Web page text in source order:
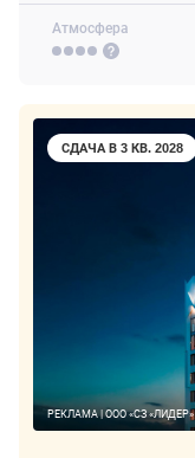
Атмосфера
СДАЧА В 3 КВ. 2028
РЕКЛАМА | ООО «СЗ «ЛИДЕР»